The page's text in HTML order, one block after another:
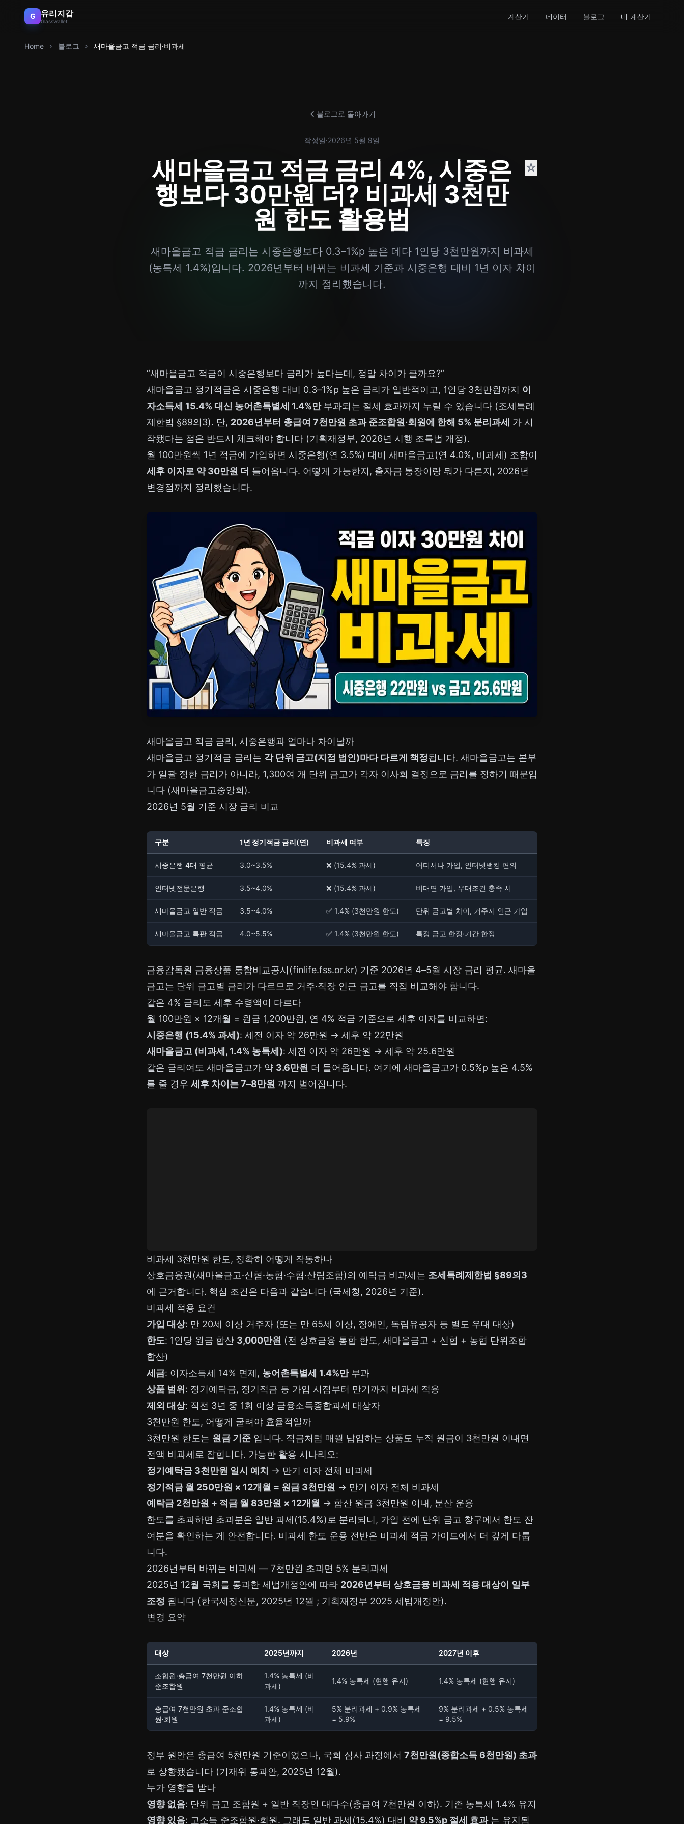
G 유리지갑
Glasswallet
계산기 데이터 블로그 내 계산기
Home 블로그 새마을금고 적금 금리·비과세
블로그로 돌아가기
작성일·2026년 5월 9일
새마을금고 적금 금리 4%, 시중은
행보다 30만원 더? 비과세 3천만
원 한도 활용법
☆
새마을금고 적금 금리는 시중은행보다 0.3–1%p 높은 데다 1인당 3천만원까지 비과세
(농특세 1.4%)입니다. 2026년부터 바뀌는 비과세 기준과 시중은행 대비 1년 이자 차이
까지 정리했습니다.
“새마을금고 적금이 시중은행보다 금리가 높다는데, 정말 차이가 클까요?”
새마을금고 정기적금은 시중은행 대비 0.3–1%p 높은 금리가 일반적이고, 1인당 3천만원까지 이
자소득세 15.4% 대신 농어촌특별세 1.4%만부과되는 절세 효과까지 누릴 수 있습니다 (조세특례
제한법 §89의3). 단, 2026년부터 총급여 7천만원 초과 준조합원·회원에 한해 5% 분리과세 가 시
작됐다는 점은 반드시 체크해야 합니다 (기획재정부, 2026년 시행 조특법 개정).
월 100만원씩 1년 적금에 가입하면 시중은행(연 3.5%) 대비 새마을금고(연 4.0%, 비과세) 조합이
세후 이자로 약 30만원 더 들어옵니다. 어떻게 가능한지, 출자금 통장이랑 뭐가 다른지, 2026년
변경점까지 정리했습니다.
새마을금고 적금 금리, 시중은행과 얼마나 차이날까
새마을금고 정기적금 금리는 각 단위 금고(지점 법인)마다 다르게 책정됩니다. 새마을금고는 본부
가 일괄 정한 금리가 아니라, 1,300여 개 단위 금고가 각자 이사회 결정으로 금리를 정하기 때문입
니다 (새마을금고중앙회).
2026년 5월 기준 시장 금리 비교
구분 1년 정기적금 금리(연) 비과세 여부 특징
시중은행 4대 평균 3.0~3.5% ❌ (15.4% 과세) 어디서나 가입, 인터넷뱅킹 편의
인터넷전문은행 3.5~4.0% ❌ (15.4% 과세) 비대면 가입, 우대조건 충족 시
새마을금고 일반 적금 3.5~4.0% ✅ 1.4% (3천만원 한도) 단위 금고별 차이, 거주지 인근 가입
새마을금고 특판 적금 4.0~5.5% ✅ 1.4% (3천만원 한도) 특정 금고 한정·기간 한정
금융감독원 금융상품 통합비교공시(finlife.fss.or.kr) 기준 2026년 4–5월 시장 금리 평균. 새마을
금고는 단위 금고별 금리가 다르므로 거주·직장 인근 금고를 직접 비교해야 합니다.
같은 4% 금리도 세후 수령액이 다르다
월 100만원 × 12개월 = 원금 1,200만원, 연 4% 적금 기준으로 세후 이자를 비교하면:
시중은행 (15.4% 과세): 세전 이자 약 26만원 → 세후 약 22만원
새마을금고 (비과세, 1.4% 농특세): 세전 이자 약 26만원 → 세후 약 25.6만원
같은 금리여도 새마을금고가 약 3.6만원 더 들어옵니다. 여기에 새마을금고가 0.5%p 높은 4.5%
를 줄 경우 세후 차이는 7–8만원 까지 벌어집니다.
비과세 3천만원 한도, 정확히 어떻게 작동하나
상호금융권(새마을금고·신협·농협·수협·산림조합)의 예탁금 비과세는 조세특례제한법 §89의3
에 근거합니다. 핵심 조건은 다음과 같습니다 (국세청, 2026년 기준).
비과세 적용 요건
가입 대상: 만 20세 이상 거주자 (또는 만 65세 이상, 장애인, 독립유공자 등 별도 우대 대상)
한도: 1인당 원금 합산 3,000만원 (전 상호금융 통합 한도, 새마을금고 + 신협 + 농협 단위조합
합산)
세금: 이자소득세 14% 면제, 농어촌특별세 1.4%만부과
상품 범위 : 정기예탁금, 정기적금 등 가입 시점부터 만기까지 비과세 적용
제외 대상: 직전 3년 중 1회 이상 금융소득종합과세 대상자
3천만원 한도, 어떻게 굴려야 효율적일까
3천만원 한도는 원금 기준 입니다. 적금처럼 매월 납입하는 상품도 누적 원금이 3천만원 이내면
전액 비과세로 잡힙니다. 가능한 활용 시나리오:
정기예탁금 3천만원 일시 예치 → 만기 이자 전체 비과세
정기적금 월 250만원 × 12개월 = 원금 3천만원 → 만기 이자 전체 비과세
예탁금 2천만원 + 적금 월 83만원 × 12개월 → 합산 원금 3천만원 이내, 분산 운용
한도를 초과하면 초과분은 일반 과세(15.4%)로 분리되니, 가입 전에 단위 금고 창구에서 한도 잔
여분을 확인하는 게 안전합니다. 비과세 한도 운용 전반은 비과세 적금 가이드에서 더 깊게 다룹
니다.
2026년부터 바뀌는 비과세 — 7천만원 초과면 5% 분리과세
2025년 12월 국회를 통과한 세법개정안에 따라 2026년부터 상호금융 비과세 적용 대상이 일부
조정 됩니다 (한국세정신문, 2025년 12월 ; 기획재정부 2025 세법개정안).
변경 요약
대상 2025년까지 2026년 2027년 이후
조합원·총급여 7천만원 이하
준조합원
1.4% 농특세 (비
과세)
1.4% 농특세 (현행 유지) 1.4% 농특세 (현행 유지)
총급여 7천만원 초과 준조합
원·회원
1.4% 농특세 (비
과세)
5% 분리과세 + 0.9% 농특세
= 5.9%
9% 분리과세 + 0.5% 농특세
= 9.5%
정부 원안은 총급여 5천만원 기준이었으나, 국회 심사 과정에서 7천만원(종합소득 6천만원) 초과
로 상향됐습니다 (기재위 통과안, 2025년 12월).
누가 영향을 받나
영향 없음: 단위 금고 조합원 + 일반 직장인 대다수(총급여 7천만원 이하). 기존 농특세 1.4% 유지
영향 있음: 고소득 준조합원·회원. 그래도 일반 과세(15.4%) 대비 약 9.5%p 절세 효과는 유지됨